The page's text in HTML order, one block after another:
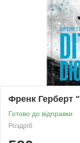
Френк Герберт
Готово до відправки
Роздріб